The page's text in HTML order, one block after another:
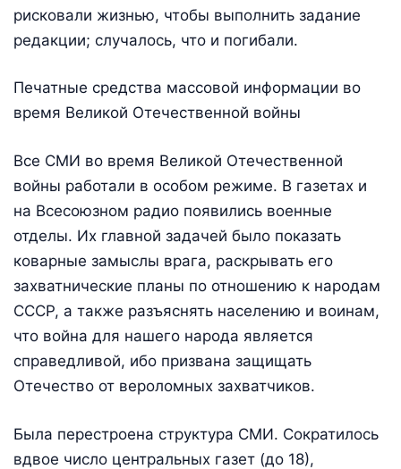
рисковали жизнью, чтобы выполнить задание
редакции; случалось, что и погибали.
Печатные средства массовой информации во
время Великой Отечественной войны
Все СМИ во время Великой Отечественной
войны работали в особом режиме. В газетах и
на Всесоюзном радио появились военные
отделы. Их главной задачей было показать
коварные замыслы врага, раскрывать его
захватнические планы по отношению к народам
СССР, а также разъяснять населению и воинам,
что война для нашего народа является
справедливой, ибо призвана защищать
Отечество от вероломных захватчиков.
Была перестроена структура СМИ. Сократилось
вдвое число центральных газет (до 18),